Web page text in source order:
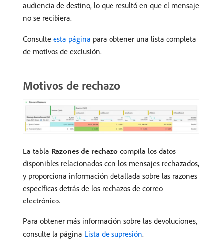
audiencia de destino, lo que resultó en que el mensaje
no se recibiera.
Consulte esta página para obtener una lista completa
de motivos de exclusión.
Motivos de rechazo
La tabla Razones de rechazo compila los datos
disponibles relacionados con los mensajes rechazados,
y proporciona información detallada sobre las razones
específicas detrás de los rechazos de correo
electrónico.
Para obtener más información sobre las devoluciones,
consulte la página Lista de supresión.